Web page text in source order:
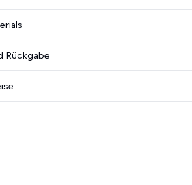
Rückgabe